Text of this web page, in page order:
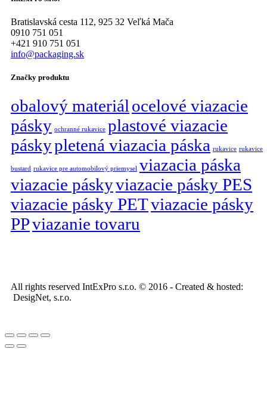
Bratislavská cesta 112, 925 32 Veľká Mača
0910 751 051
+421 910 751 051
info@packaging.sk
Značky produktu
obalový materiál ocelové viazacie
pásky ochranné rukavice plastové viazacie
páskypletená viazacia páska rukavice rukavice
bustard rukavice pre automobilový priemysel viazacia páska
viazacie páskyviazacie pásky PES
viazacie pásky PETviazacie pásky
PPviazanie tovaru
All rights reserved IntExPro s.r.o. © 2016 - Created & hosted:
DesigNet, s.r.o.